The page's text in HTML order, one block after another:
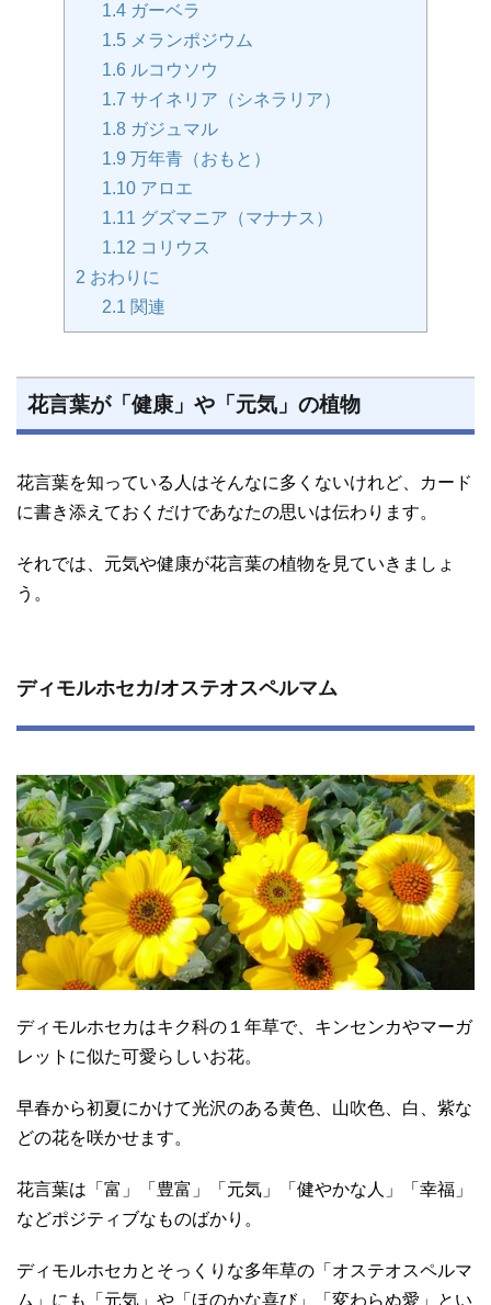
1.4 ガーベラ
1.5 メランポジウム
1.6 ルコウソウ
1.7 サイネリア（シネラリア）
1.8 ガジュマル
1.9 万年青（おもと）
1.10 アロエ
1.11 グズマニア（マナナス）
1.12 コリウス
2 おわりに
2.1 関連
花言葉が「健康」や「元気」の植物
花言葉を知っている人はそんなに多くないけれど、カード
に書き添えておくだけであなたの思いは伝わります。
それでは、元気や健康が花言葉の植物を見ていきましょ
う。
ディモルホセカ/オステオスペルマム
ディモルホセカはキク科の１年草で、キンセンカやマーガ
レットに似た可愛らしいお花。
早春から初夏にかけて光沢のある黄色、山吹色、白、紫な
どの花を咲かせます。
花言葉は「富」「豊富」「元気」「健やかな人」「幸福」
などポジティブなものばかり。
ディモルホセカとそっくりな多年草の「オステオスペルマ
ム」にも「元気」や「ほのかな喜び」「変わらぬ愛」とい